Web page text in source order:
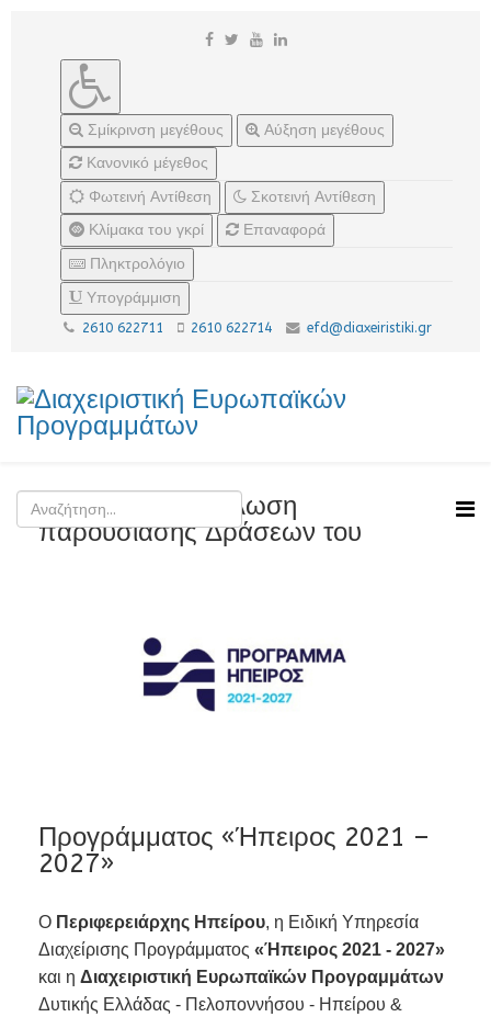
Σμίκρινση μεγέθους
Αύξηση μεγέθους
Κανονικό μέγεθος
Φωτεινή Αντίθεση
Σκοτεινή Αντίθεση
Κλίμακα του γκρί
Επαναφορά
Πληκτρολόγιο
Υπογράμμιση
2610 622711 2610 622714 efd@diaxeiristiki.gr
Ιωάννινα - Εκδήλωση
παρουσίασης Δράσεων του
Προγράμματος «Ήπειρος 2021 –
2027»
Ο Περιφερειάρχης Ηπείρου, η Ειδική Υπηρεσία
Διαχείρισης Προγράμματος «Ήπειρος 2021 - 2027»
και η Διαχειριστική Ευρωπαϊκών Προγραμμάτων
Δυτικής Ελλάδας - Πελοποννήσου - Ηπείρου &